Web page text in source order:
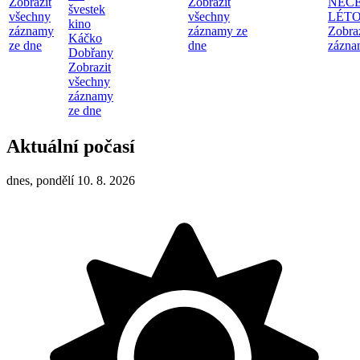
všechny
záznamy
ze dne
švestek
kino
Káčko
Dobřany
Zobrazit
všechny
záznamy
ze dne
všechny
záznamy ze
dne
Aktuální počasí
dnes, pondělí 10. 8. 2026